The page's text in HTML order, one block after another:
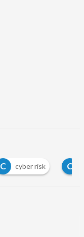
C Cybercrime